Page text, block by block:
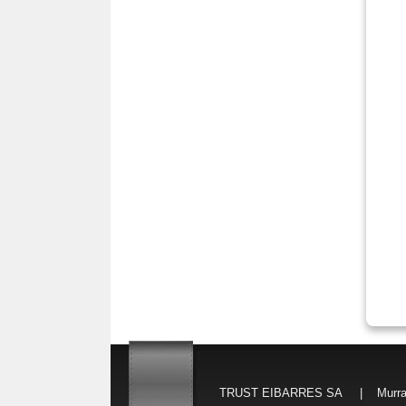
TRUST EIBARRES SA |